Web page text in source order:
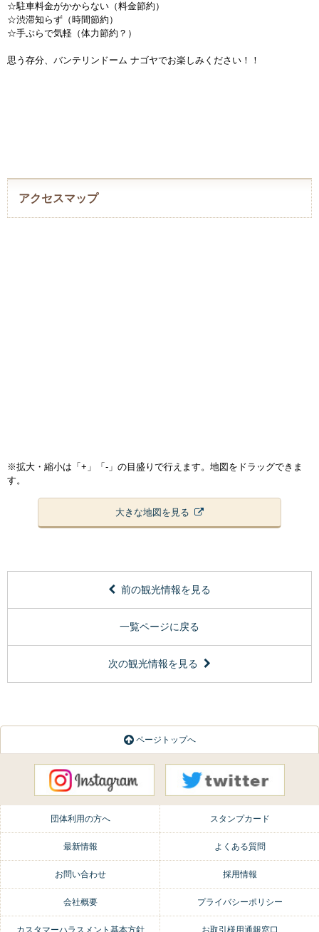
☆駐車料金がかからない（料金節約）
☆渋滞知らず（時間節約）
☆手ぶらで気軽（体力節約？）
思う存分、バンテリンドーム ナゴヤでお楽しみください！！
アクセスマップ
※拡大・縮小は「+」「-」の目盛りで行えます。地図をドラッグできま
す。
大きな地図を見る
前の観光情報を見る
一覧ページに戻る
次の観光情報を見る
ページトップへ
団体利用の方へ スタンプカード
最新情報 よくある質問
お問い合わせ 採用情報
会社概要 プライバシーポリシー